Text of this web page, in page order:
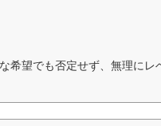
希望でも否定せず、無理にレ